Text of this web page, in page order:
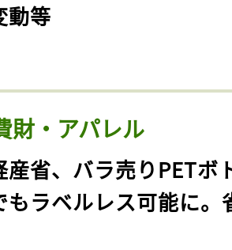
動等
財・アパレル
産省、バラ売りPETボ
もラベルレス可能に。